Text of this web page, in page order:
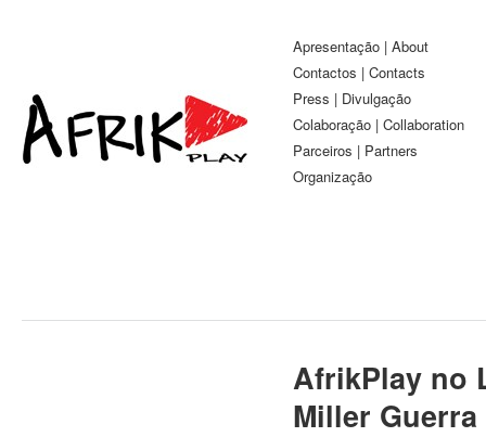
Apresentação | About
Contactos | Contacts
Press | Divulgação
Colaboração | Collaboration
Parceiros | Partners
Organização
AfrikPlay no
Miller Guerra